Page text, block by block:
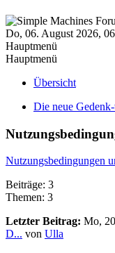
Do, 06. August 2026,
Hauptmenü
Hauptmenü
Übersicht
Die neue
Nutzungsbedingungen
Beiträge: 3
Themen: 3
Letzter Beitrag: Mo,
D... von Ulla